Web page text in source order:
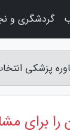
پزشکی
را برای
گردشگری و